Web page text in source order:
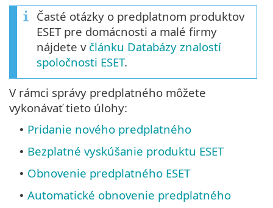
Časté otázky o predplatnom produktov
ESET pre domácnosti a malé firmy
nájdete v článku Databázy znalostí
spoločnosti ESET.
V rámci správy predplatného môžete
vykonávať tieto úlohy:
• Pridanie nového predplatného
• Bezplatné vyskúšanie produktu ESET
• Obnovenie predplatného ESET
• Automatické obnovenie predplatného